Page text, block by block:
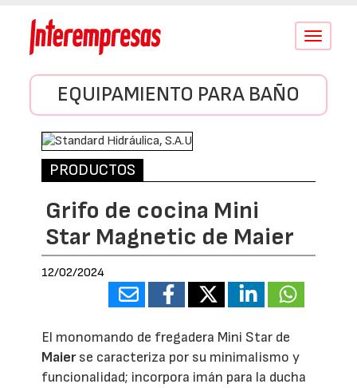
Conmutar
EQUIPAMIENTO PARA BAÑO
PRODUCTOS
Grifo de cocina Mini
Star Magnetic de Maier
12/02/2024
El monomando de fregadera Mini Star de
Maierse caracteriza por su minimalismo y
funcionalidad; incorpora imán para la ducha